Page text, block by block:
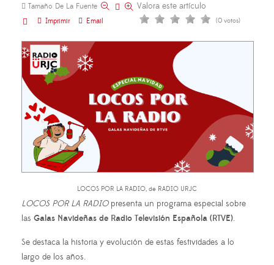
Tamaño De La Fuente
Imprimir
Email
Valora este artículo
(0 votos)
LOCOS POR LA RADIO, de RADIO URJC
LOCOS POR LA RADIO presenta un programa especial sobre
las Galas Navideñas de Radio Televisión Española (RTVE).
Se destaca la historia y evolución de estas festividades a lo
largo de los años.